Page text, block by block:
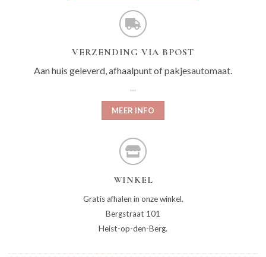
VERZENDING VIA BPOST
Aan huis geleverd, afhaalpunt of pakjesautomaat.
MEER INFO
WINKEL
Gratis afhalen in onze winkel.
Bergstraat 101
Heist-op-den-Berg.